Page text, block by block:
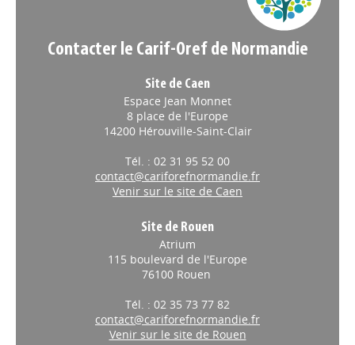
Contacter le Carif-Oref de Normandie
Site de Caen
Espace Jean Monnet
8 place de l'Europe
14200 Hérouville-Saint-Clair
Tél. : 02 31 95 52 00
contact@cariforefnormandie.fr
Venir sur le site de Caen
Site de Rouen
Atrium
115 boulevard de l'Europe
76100 Rouen
Tél. : 02 35 73 77 82
contact@cariforefnormandie.fr
Venir sur le site de Rouen